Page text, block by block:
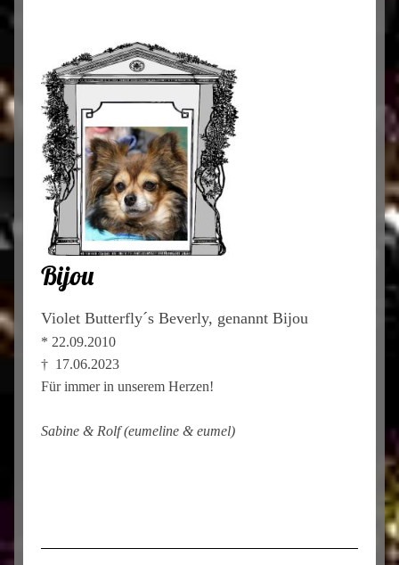
Bijou
Violet Butterfly´s Beverly, genannt Bijou
* 22.09.2010
† 17.06.2023
Für immer in unserem Herzen!
Sabine & Rolf (eumeline & eumel)